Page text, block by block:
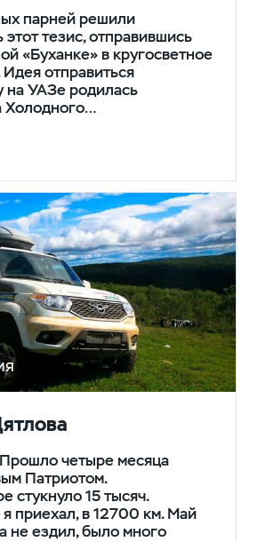
парней решили
этот тезис, отправившись
«Буханке» в кругосветное
отправиться
на УАЗе родилась
Холодного…
четыре месяца
Патриотом.
стукнуло 15 тысяч.
приехал, в 12700 км. Май
не ездил, было много